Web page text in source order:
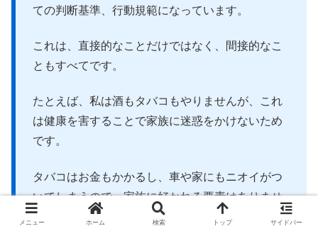
ての判断基準、行動規範になっています。
これは、直接的なことだけではなく、間接的なこ
ともすべてです。
たとえば、私は酒もタバコもやりませんが、これ
は健康を害することで家族に迷惑をかけないため
です。
タバコはお金もかかるし、車や家にもニオイがつ
いてしまうので、家族に好かれる要素はありませ
ん。
メニュー ホーム 検索 トップ サイドバー